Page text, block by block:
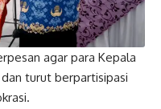
agar para Kepala
turut berpartisipasi